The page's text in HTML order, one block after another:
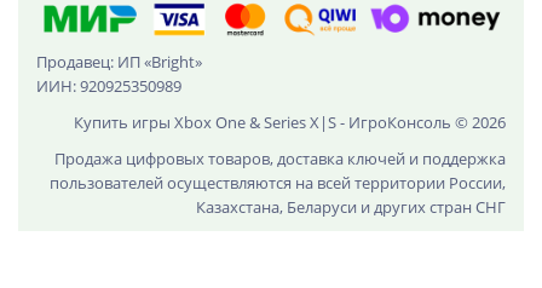
Продавец: ИП «Bright»
ИИН: 920925350989
Купить игры Xbox One & Series X|S - ИгроКонсоль © 2026
Продажа цифровых товаров, доставка ключей и поддержка
пользователей осуществляются на всей территории России,
Казахстана, Беларуси и других стран СНГ